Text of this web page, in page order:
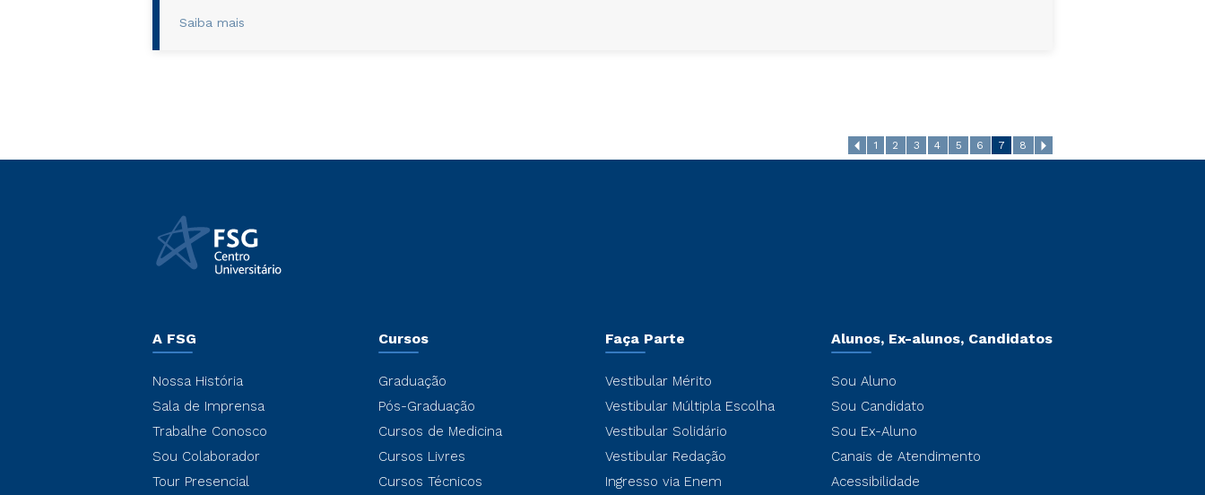
Saiba mais
1 2 3 4 5 6 7 8
A FSG
Nossa História
Sala de Imprensa
Trabalhe Conosco
Sou Colaborador
Tour Presencial
Cursos
Graduação
Pós-Graduação
Cursos de Medicina
Cursos Livres
Cursos Técnicos
Faça Parte
Vestibular Mérito
Vestibular Múltipla Escolha
Vestibular Solidário
Vestibular Redação
Ingresso via Enem
Alunos, Ex-alunos, Candidatos
Sou Aluno
Sou Candidato
Sou Ex-Aluno
Canais de Atendimento
Acessibilidade